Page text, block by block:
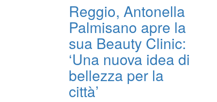
Reggio, Antonella
Palmisano apre la
sua Beauty Clinic:
‘Una nuova idea di
bellezza per la
città’